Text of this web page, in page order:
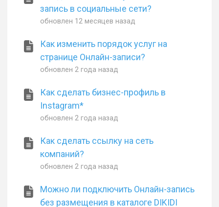
запись в социальные сети?
обновлен 12 месяцев назад
Как изменить порядок услуг на
странице Онлайн-записи?
обновлен2 года назад
Как сделать бизнес-профиль в
Instagram*
обновлен2 года назад
Как сделать ссылку на сеть
компаний?
обновлен2 года назад
Можно ли подключить Онлайн-запись
без размещения в каталоге DIKIDI